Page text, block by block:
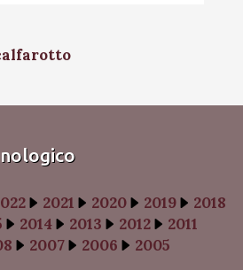
2021 2020 2019
2018
2014 2013 2012
2011
2007 2006 2005